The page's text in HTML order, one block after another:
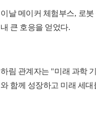
이날 메이커 체험부스, 로봇
내 큰 호응을 얻었다.
하림 관계자는 "미래 과학
와 함께 성장하고 미래 세